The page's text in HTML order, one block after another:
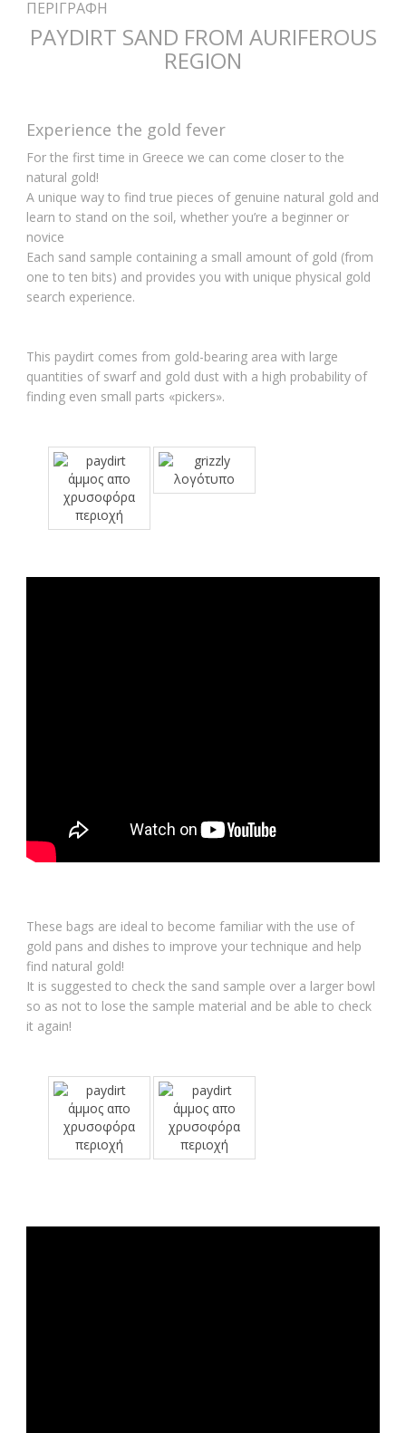
ΠΕΡΙΓΡΑΦΉ
PAYDIRT SAND FROM AURIFEROUS
REGION
Experience the gold fever
For the first time in Greece we can come closer to the
natural gold!
A unique way to find true pieces of genuine natural gold and
learn to stand on the soil, whether you’re a beginner or
novice
Each sand sample containing a small amount of gold (from
one to ten bits) and provides you with unique physical gold
search experience.
This paydirt comes from gold-bearing area with large
quantities of swarf and gold dust with a high probability of
finding even small parts «pickers».
These bags are ideal to become familiar with the use of
gold pans and dishes to improve your technique and help
find natural gold!
It is suggested to check the sand sample over a larger bowl
so as not to lose the sample material and be able to check
it again!